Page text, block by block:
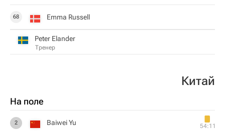
68 Emma Russell
Peter Elander
Тренер
Китай
На поле
2 Baiwei Yu 54:11